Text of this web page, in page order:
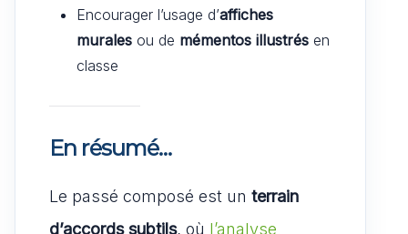
Encourager l’usage d’affiches
murales ou de mémentos illustrés en
classe
En résumé…
Le passé composé est un terrain
d’accords subtils, où l’analyse